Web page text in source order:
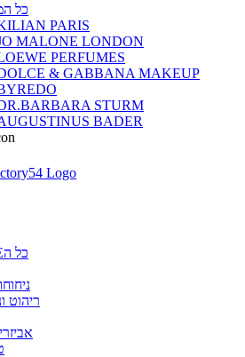
כל
PARIS
MALONE LONDON
PERFUMES
& GABBANA MAKEUP
STURM
BADER
HOMEכל ה
ריהוט